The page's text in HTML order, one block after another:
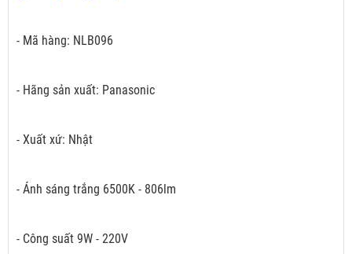
- Mã hàng: NLB096
- Hãng sản xuất: Panasonic
- Xuất xứ: Nhật
- Ánh sáng trắng 6500K - 806lm
- Công suất 9W - 220V